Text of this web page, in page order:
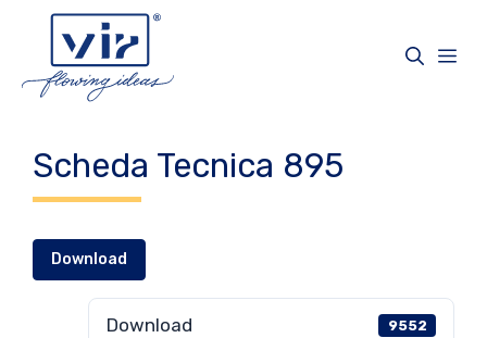
contenuto
Scheda Tecnica 895
Download
Download 9552